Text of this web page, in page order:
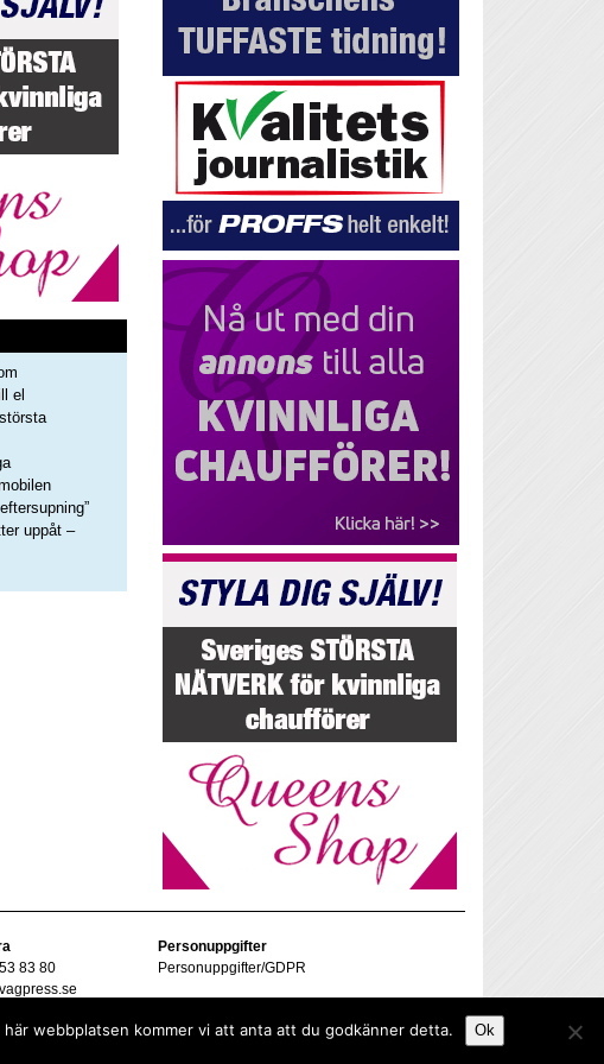
el
uppåt –
83 80
Personuppgifter
Personuppgifter/GDPR
webbplatsen kommer vi att anta att du godkänner detta. Ok